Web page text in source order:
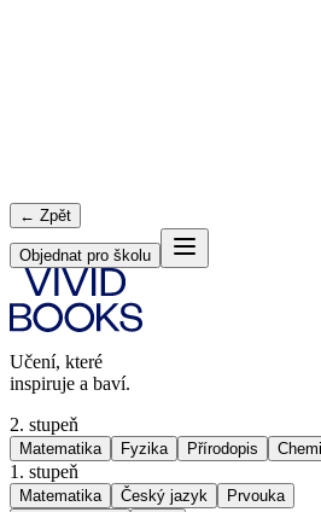
← Zpět
Objednat pro školu
Učení, které
inspiruje a baví.
2. stupeň
Matematika Fyzika Přírodopis
1. stupeň
Matematika Český jazyk
Prvouka